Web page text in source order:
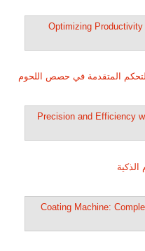
المتقدمة في حصص اللحوم
الذكية